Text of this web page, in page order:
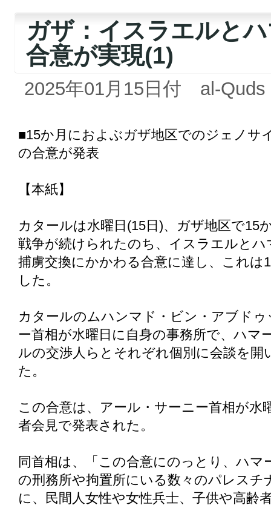
ガザ：イスラエルと
合意が実現(1)
2025年01月15日付 al-Quds
■15か月におよぶガザ地区でのジェノサ
の合意が発表
【本紙】
カタールは水曜日(15日)、ガザ地区で15
戦争が続けられたのち、イスラエルと
捕虜交換にかかわる合意に達し、これは
した。
カタールのムハンマド・ビン・アブド
ー首相が水曜日に自身の事務所で、ハマ
ルの交渉人らとそれぞれ個別に会談を
た。
この合意は、アール・サーニー首相が水
者会見で発表された。
同首相は、「この合意にのっとり、ハ
の刑務所や拘置所にいる数々のパレスチ
に、民間人女性や女性兵士、子供や高齢